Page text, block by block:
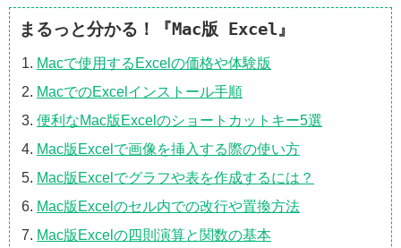
まるっと分かる！『Mac版 Excel』
Macで使用するExcelの価格や体験版
MacでのExcelインストール手順
便利なMac版Excelのショートカットキー5選
Mac版Excelで画像を挿入する際の使い方
Mac版Excelでグラフや表を作成するには？
Mac版Excelのセル内での改行や置換方法
Mac版Excelの四則演算と関数の基本